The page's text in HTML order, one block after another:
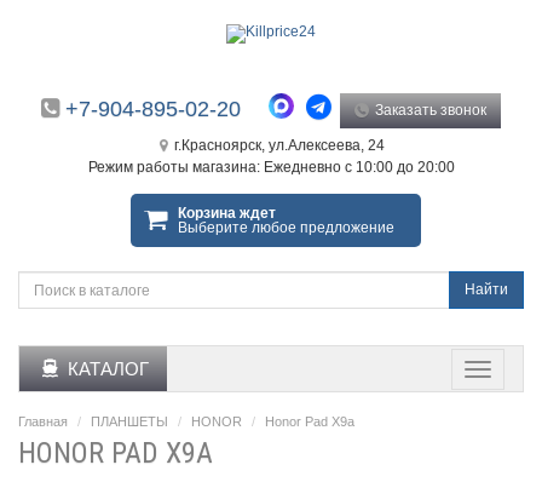
+7-904-895-02-20 Заказать звонок
г.Красноярск, ул.Алексеева, 24
Режим работы магазина: Ежедневно с 10:00 до 20:00
Корзина ждет
Выберите любое предложение
Найти
КАТАЛОГ
Главная ПЛАНШЕТЫ HONOR Honor Pad X9a
HONOR PAD X9A